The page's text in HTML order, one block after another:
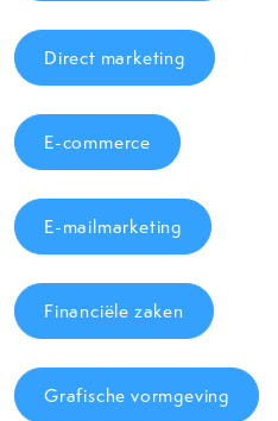
Direct marketing
E-commerce
E-mailmarketing
Financiële zaken
Grafische vormgeving